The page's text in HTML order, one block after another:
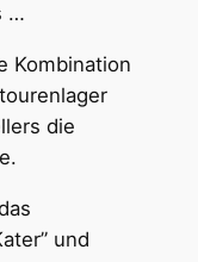
…
Kombination
die
und